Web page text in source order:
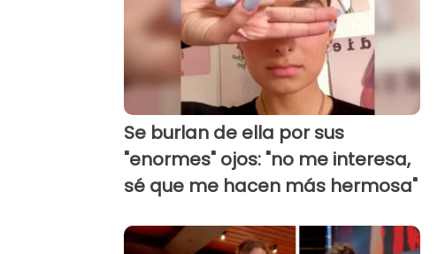
Se burlan de ella por sus
"enormes" ojos: "no me interesa,
sé que me hacen más hermosa"